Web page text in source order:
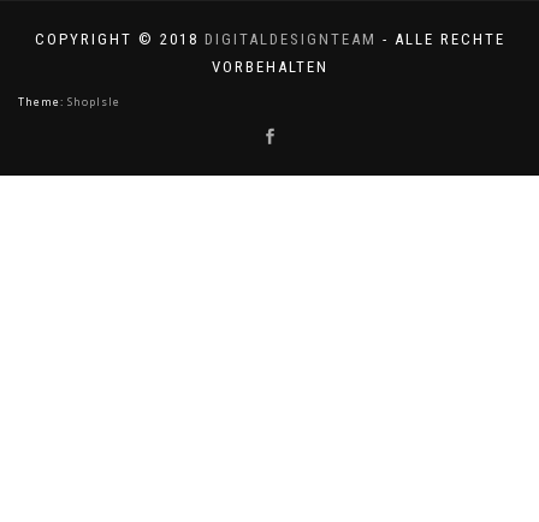
COPYRIGHT © 2018 DIGITALDESIGNTEAM - ALLE RECHTE
VORBEHALTEN
Theme: ShopIsle